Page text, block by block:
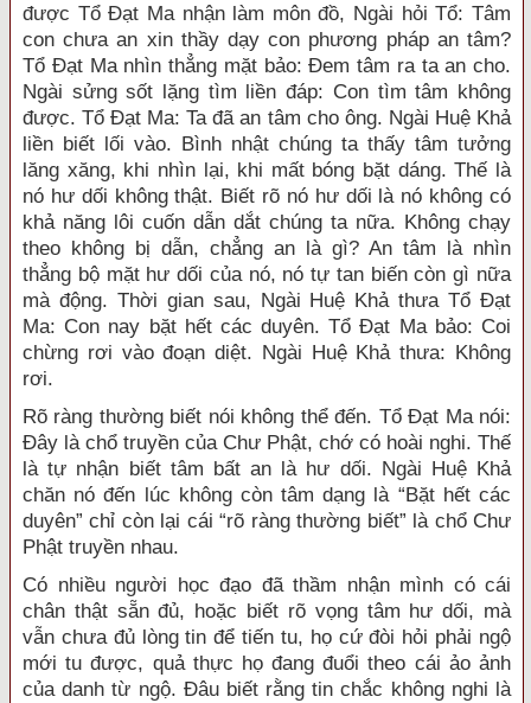
được Tổ Ðạt Ma nhận làm môn đồ, Ngài hỏi Tổ: Tâm
con chưa an xin thầy dạy con phương pháp an tâm?
Tổ Ðạt Ma nhìn thẳng mặt bảo: Ðem tâm ra ta an cho.
Ngài sửng sốt lặng tìm liền đáp: Con tìm tâm không
được. Tổ Ðạt Ma: Ta đã an tâm cho ông. Ngài Huệ Khả
liền biết lối vào. Bình nhật chúng ta thấy tâm tưởng
lăng xăng, khi nhìn lại, khi mất bóng bặt dáng. Thế là
nó hư dối không thật. Biết rõ nó hư dối là nó không có
khả năng lôi cuốn dẫn dắt chúng ta nữa. Không chạy
theo không bị dẫn, chẳng an là gì? An tâm là nhìn
thẳng bộ mặt hư dối của nó, nó tự tan biến còn gì nữa
mà động. Thời gian sau, Ngài Huệ Khả thưa Tổ Ðạt
Ma: Con nay bặt hết các duyên. Tổ Ðạt Ma bảo: Coi
chừng rơi vào đoạn diệt. Ngài Huệ Khả thưa: Không
rơi.
Rõ ràng thường biết nói không thể đến. Tổ Ðạt Ma nói:
Ðây là chổ truyền của Chư Phật, chớ có hoài nghi. Thế
là tự nhận biết tâm bất an là hư dối. Ngài Huệ Khả
chăn nó đến lúc không còn tâm dạng là “Bặt hết các
duyên” chỉ còn lại cái “rõ ràng thường biết” là chổ Chư
Phật truyền nhau.
Có nhiều người học đạo đã thầm nhận mình có cái
chân thật sẵn đủ, hoặc biết rõ vọng tâm hư dối, mà
vẫn chưa đủ lòng tin để tiến tu, họ cứ đòi hỏi phải ngộ
mới tu được, quả thực họ đang đuổi theo cái ảo ảnh
của danh từ ngộ. Ðâu biết rằng tin chắc không nghi là